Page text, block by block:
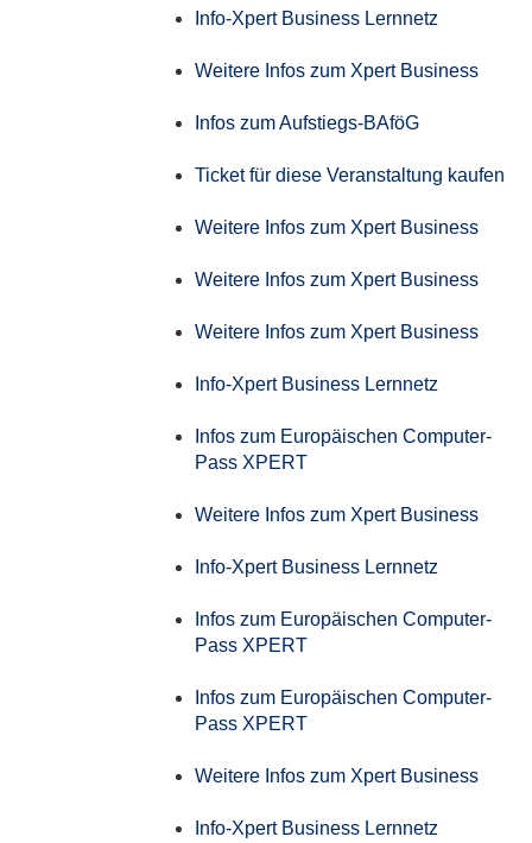
Info-Xpert Business Lernnetz
Weitere Infos zum Xpert Business
Infos zum Aufstiegs-BAföG
Ticket für diese Veranstaltung kaufen
Weitere Infos zum Xpert Business
Weitere Infos zum Xpert Business
Weitere Infos zum Xpert Business
Info-Xpert Business Lernnetz
Infos zum Europäischen Computer-
Pass XPERT
Weitere Infos zum Xpert Business
Info-Xpert Business Lernnetz
Infos zum Europäischen Computer-
Pass XPERT
Infos zum Europäischen Computer-
Pass XPERT
Weitere Infos zum Xpert Business
Info-Xpert Business Lernnetz